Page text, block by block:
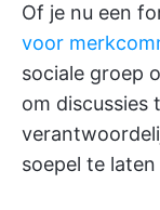
Of je nu een
voor
sociale groep
om discussies
soepel te